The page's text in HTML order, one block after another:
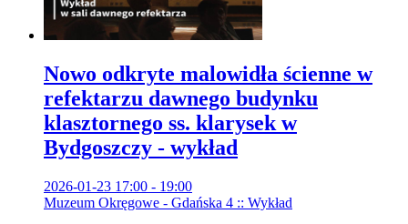
Nowo odkryte malowidła ścienne w
refektarzu dawnego budynku
klasztornego ss. klarysek w
Bydgoszczy - wykład
2026-01-23 17:00 - 19:00
Muzeum Okręgowe - Gdańska 4 :: Wykład